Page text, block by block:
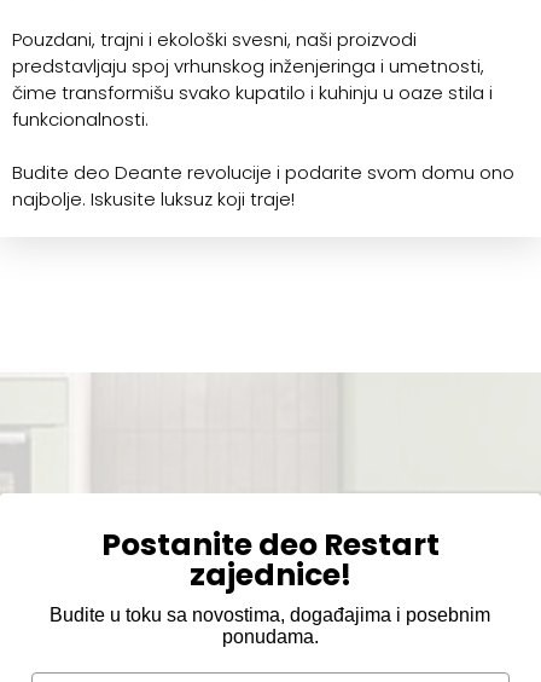
Pouzdani, trajni i ekološki svesni, naši proizvodi
predstavljaju spoj vrhunskog inženjeringa i umetnosti,
čime transformišu svako kupatilo i kuhinju u oaze stila i
funkcionalnosti.
Budite deo Deante revolucije i podarite svom domu ono
najbolje. Iskusite luksuz koji traje!
Postanite deo Restart
zajednice!
Budite u toku sa novostima, događajima i posebnim
ponudama.